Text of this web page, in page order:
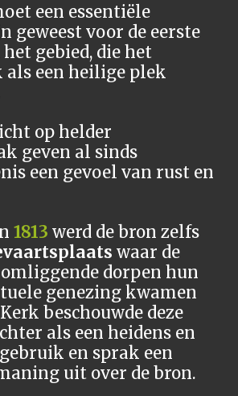
een essentiële
geweest voor de eerste
gebied, die het
een heilige plek
op helder
geven al sinds
een gevoel van rust en
1813 werd de bron zelfs
waar de
dorpen hun
genezing kwamen
beschouwde deze
als een heidens en
en sprak een
uit over de bron.